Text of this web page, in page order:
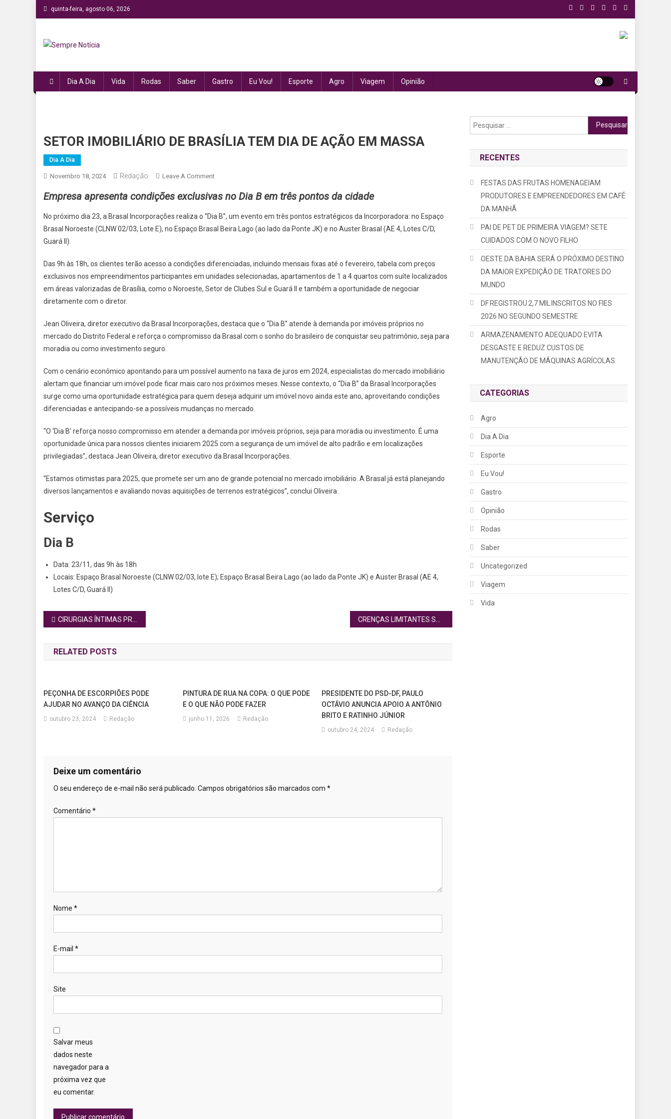
Skip
to
quinta-feira, agosto 06, 2026
Dia A Dia Vida Rodas Saber Gastro Eu Vou! Esporte Agro Viagem Opinião
SETOR IMOBILIÁRIO DE BRASÍLIA TEM DIA DE AÇÃO EM MASSA
Dia A Dia
Novembro 18, 2024 Redação Leave A CommentOn
IMOBILIÁRIO
BRASÍLIA
TEM
AÇÃO
EM
MASSA
Empresa apresenta condições exclusivas no Dia B em três pontos da cidade
No próximo dia 23, a Brasal Incorporações realiza o “Dia B”, um evento em três pontos estratégicos da Incorporadora: no Espaço
Brasal Noroeste (CLNW 02/03, Lote E), no Espaço Brasal Beira Lago (ao lado da Ponte JK) e no Auster Brasal (AE 4, Lotes C/D,
Guará II).
Das 9h às 18h, os clientes terão acesso a condições diferenciadas, incluindo mensais fixas até o fevereiro, tabela com preços
exclusivos nos empreendimentos participantes em unidades selecionadas, apartamentos de 1 a 4 quartos com suíte localizados
em áreas valorizadas de Brasília, como o Noroeste, Setor de Clubes Sul e Guará II e também a oportunidade de negociar
diretamente com o diretor.
Jean Oliveira, diretor executivo da Brasal Incorporações, destaca que o “Dia B” atende à demanda por imóveis próprios no
mercado do Distrito Federal e reforça o compromisso da Brasal com o sonho do brasileiro de conquistar seu patrimônio, seja para
moradia ou como investimento seguro.
Com o cenário econômico apontando para um possível aumento na taxa de juros em 2024, especialistas do mercado imobiliário
alertam que financiar um imóvel pode ficar mais caro nos próximos meses. Nesse contexto, o “Dia B” da Brasal Incorporações
surge como uma oportunidade estratégica para quem deseja adquirir um imóvel novo ainda este ano, aproveitando condições
diferenciadas e antecipando-se a possíveis mudanças no mercado.
“O ‘Dia B’ reforça nosso compromisso em atender a demanda por imóveis próprios, seja para moradia ou investimento. É uma
oportunidade única para nossos clientes iniciarem 2025 com a segurança de um imóvel de alto padrão e em localizações
privilegiadas”, destaca Jean Oliveira, diretor executivo da Brasal Incorporações.
“Estamos otimistas para 2025, que promete ser um ano de grande potencial no mercado imobiliário. A Brasal já está planejando
diversos lançamentos e avaliando novas aquisições de terrenos estratégicos”, conclui Oliveira.
Serviço
Dia B
Data: 23/11, das 9h às 18h
Locais: Espaço Brasal Noroeste (CLNW 02/03, lote E); Espaço Brasal Beira Lago (ao lado da Ponte JK) e Auster Brasal (AE 4,
Lotes C/D, Guará II)
Navegação
de
Post
CIRURGIAS ÍNTIMAS PROPORCIONAM QUALIDADE DE VIDA E AUTOESTIMA
RELATED POSTS
PEÇONHA DE ESCORPIÕES PODE
AJUDAR NO AVANÇO DA CIÊNCIA
outubro 23, 2024 Redação
PINTURA DE RUA NA COPA: O QUE PODE
E O QUE NÃO PODE FAZER
junho 11, 2026 Redação
PRESIDENTE DO PSD-DF, PAULO
OCTÁVIO ANUNCIA APOIO A ANTÔNIO
BRITO E RATINHO JÚNIOR
outubro 24, 2024 Redação
Deixe um comentário
O seu endereço de e-mail não será publicado. Campos obrigatórios são marcados com *
Comentário *
Nome *
E-mail *
Site
Salvar meus
dados neste
navegador para a
próxima vez que
eu comentar.
Pesquisar
por:
RECENTES
FESTAS DAS FRUTAS HOMENAGEIAM
PRODUTORES E EMPREENDEDORES EM CAFÉ
DA MANHÃ
PAI DE PET DE PRIMEIRA VIAGEM? SETE
CUIDADOS COM O NOVO FILHO
OESTE DA BAHIA SERÁ O PRÓXIMO DESTINO
DA MAIOR EXPEDIÇÃO DE TRATORES DO
MUNDO
DF REGISTROU 2,7 MIL INSCRITOS NO FIES
2026 NO SEGUNDO SEMESTRE
ARMAZENAMENTO ADEQUADO EVITA
DESGASTE E REDUZ CUSTOS DE
MANUTENÇÃO DE MÁQUINAS AGRÍCOLAS
CATEGORIAS
Agro
Dia A Dia
Esporte
Eu Vou!
Gastro
Opinião
Rodas
Saber
Uncategorized
Viagem
Vida